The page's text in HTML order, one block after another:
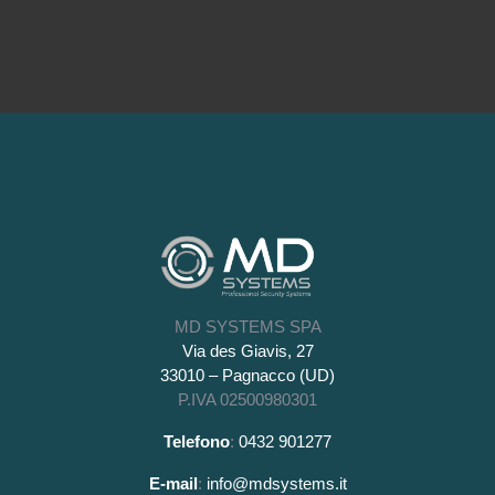
MD SYSTEMS SPA
Via des Giavis, 27
33010 – Pagnacco (UD)
P.IVA 02500980301
Telefono: 0432 901277
E-mail: info@mdsystems.it